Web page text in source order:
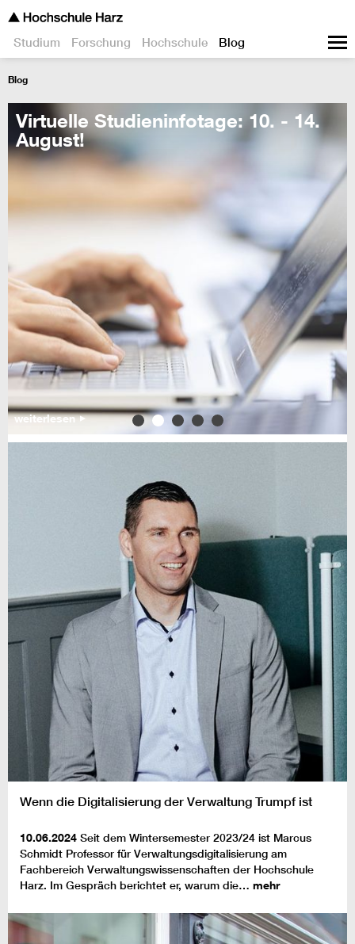
Studium Forschung Hochschule Blog
Blog
Virtuelle Studieninfotage: 10. - 14.
August!
weiterlesen
Wenn die Digitalisierung der Verwaltung Trumpf ist
10.06.2024 Seit dem Wintersemester 2023/24 ist Marcus
Schmidt Professor für Verwaltungsdigitalisierung am
Fachbereich Verwaltungswissenschaften der Hochschule
Harz. Im Gespräch berichtet er, warum die… mehr